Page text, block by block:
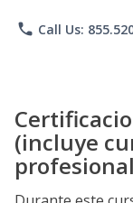
phone Call Us:
(incluye